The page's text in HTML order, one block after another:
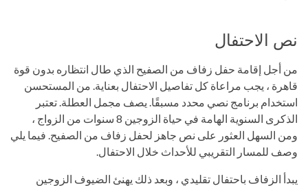
نص الاحتفال
من أجل إقامة حفل زفاف من الصفيح الذي طال انتظاره بدون قوة
قاهرة ، يجب مراعاة كل تفاصيل الاحتفال بعناية. من المستحسن
استخدام برنامج نصي محدد مسبقًا. يصف مجمل العطلة. تعتبر
الذكرى السنوية الهامة في حياة الزوجين 8 سنوات من الزواج ،
ومن السهل العثور على نص جاهز لحفل زفاف من الصفيح. فيما يلي
وصف للمسار التقريبي للأحداث خلال الاحتفال.
يبدأ الزفاف باحتفال تقليدي ، وبعد ذلك يهنئ الضيوف الزوجين